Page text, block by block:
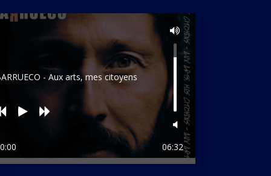
- Aux arts, mes citoyens
06:32